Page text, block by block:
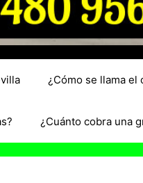
¿Cómo se llama el
¿Cuánto cobra una